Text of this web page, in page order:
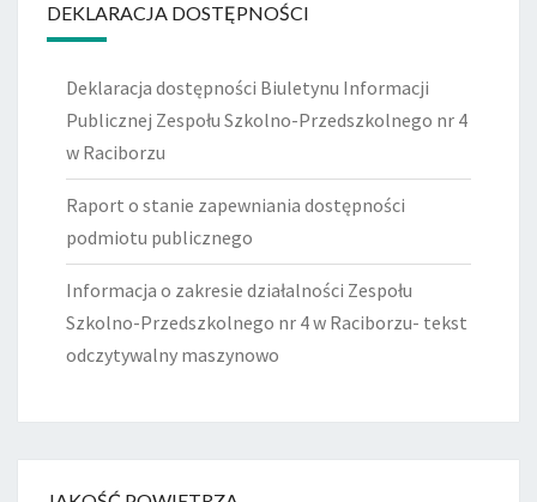
DEKLARACJA DOSTĘPNOŚCI
Deklaracja dostępności Biuletynu Informacji
Publicznej Zespołu Szkolno-Przedszkolnego nr 4
w Raciborzu
Raport o stanie zapewniania dostępności
podmiotu publicznego
Informacja o zakresie działalności Zespołu
Szkolno-Przedszkolnego nr 4 w Raciborzu- tekst
odczytywalny maszynowo